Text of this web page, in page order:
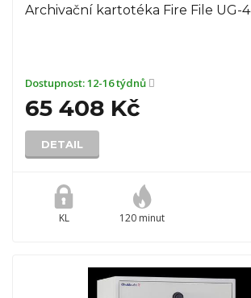
Archivační kartotéka Fire File UG-
Dostupnost:12-16 týdnů
65 408 Kč
DETAIL
KL 120 minut